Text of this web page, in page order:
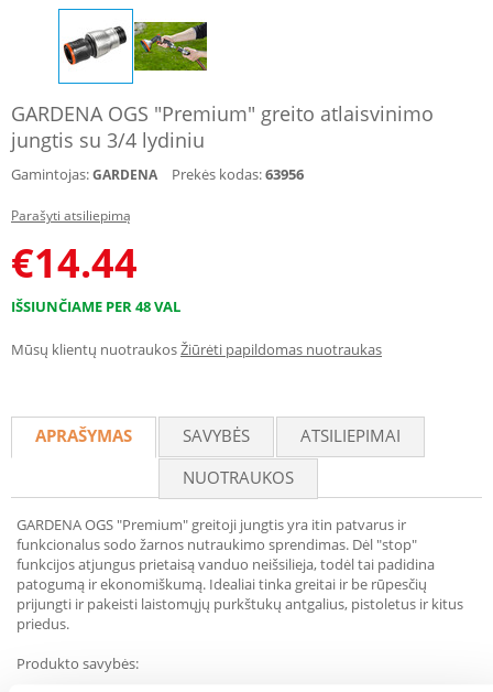
GARDENA OGS "Premium" greito atlaisvinimo
jungtis su 3/4 lydiniu
Gamintojas:GARDENA Prekės kodas:63956
Parašyti atsiliepimą
€14.44
IŠSIUNČIAME PER 48 VAL
Mūsų klientų nuotraukosŽiūrėti papildomas nuotraukas
APRAŠYMAS SAVYBĖS
ATSILIEPIMAI
NUOTRAUKOS
GARDENA OGS "Premium" greitoji jungtis yra itin patvarus ir
funkcionalus sodo žarnos nutraukimo sprendimas. Dėl "stop"
funkcijos atjungus prietaisą vanduo neišsilieja, todėl tai padidina
patogumą ir ekonomiškumą. Idealiai tinka greitai ir be rūpesčių
prijungti ir pakeisti laistomųjų purkštukų antgalius, pistoletus ir kitus
priedus.
Produkto savybės: